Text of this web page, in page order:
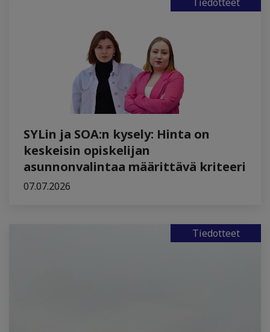
SYLin ja SOA:n kysely: Hinta on
keskeisin opiskelijan
asunnonvalintaa määrittävä kriteeri
07.07.2026
Tiedotteet